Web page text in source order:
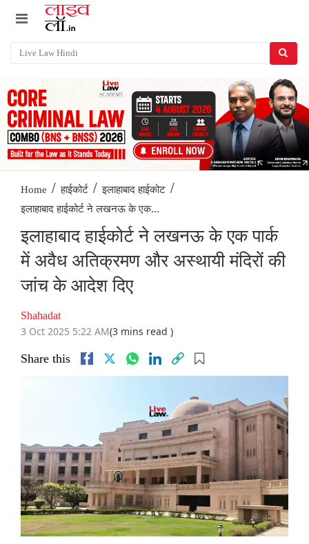
Home / हाईकोर्ट / इलाहाबाद हाईकोट /
इलाहाबाद हाईकोर्ट ने लखनऊ के एक...
इलाहाबाद हाईकोर्ट ने लखनऊ के एक पार्क
में अवैध अतिक्रमण और अस्थायी मंदिरों की
जांच के आदेश दिए
Shahadat
3 Oct 2025 5:22 AM(3 mins read )
Share this